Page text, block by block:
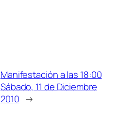
Manifestación a las 18:00
Sábado, 11 de Diciembre
2010 →